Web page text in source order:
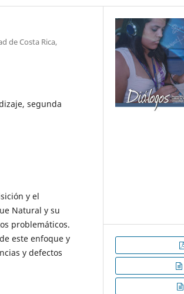
de Costa Rica,
segunda
y el
Natural y su
problemáticos.
este enfoque y
y defectos